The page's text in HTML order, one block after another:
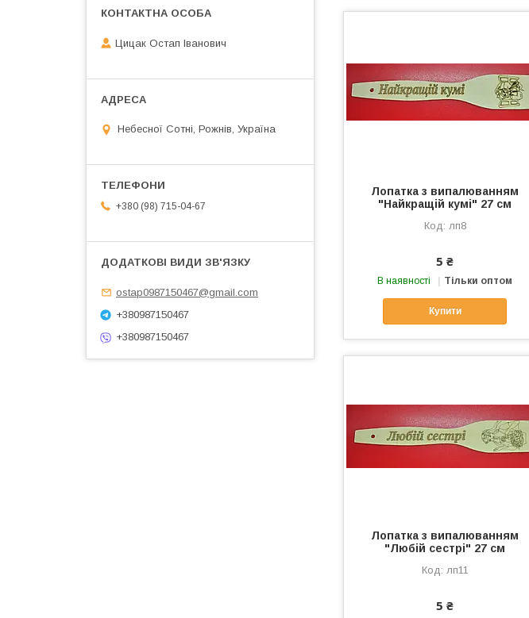
Лопатка з випалюванням
"Найкращій кумі" 27 см
лп8
5 ₴
В наявності Тільки оптом
Купити
Лопатка з випалюванням
"Любій сестрі" 27 см
лп11
5 ₴
Цицак Остап Іванович
Небесної Сотні, Рожнів, Україна
+380 (98) 715-04-67
ostap0987150467@gmail.com
+380987150467
+380987150467